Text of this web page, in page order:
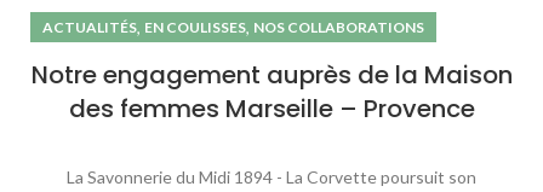
ACTUALITÉS, EN COULISSES, NOS COLLABORATIONS
Notre engagement auprès de la Maison
des femmes Marseille – Provence
La Savonnerie du Midi 1894 - La Corvette poursuit son